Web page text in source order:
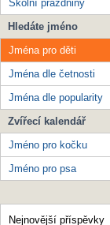
Školní prázdniny
Hledáte jméno
Jména pro děti
Jména dle četnosti
Jména dle popularity
Zvířecí kalendář
Jméno pro kočku
Jméno pro psa
Nejnovější příspěvky